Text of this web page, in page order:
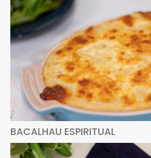
BACALHAU ESPIRITUAL